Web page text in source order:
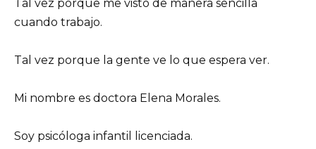
Tal vez porque me visto de manera sencilla
cuando trabajo.
Tal vez porque la gente ve lo que espera ver.
Mi nombre es doctora Elena Morales.
Soy psicóloga infantil licenciada.